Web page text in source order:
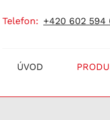
telefon: +420 602 594
ÚVOD